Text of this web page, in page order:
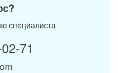
специалиста
71